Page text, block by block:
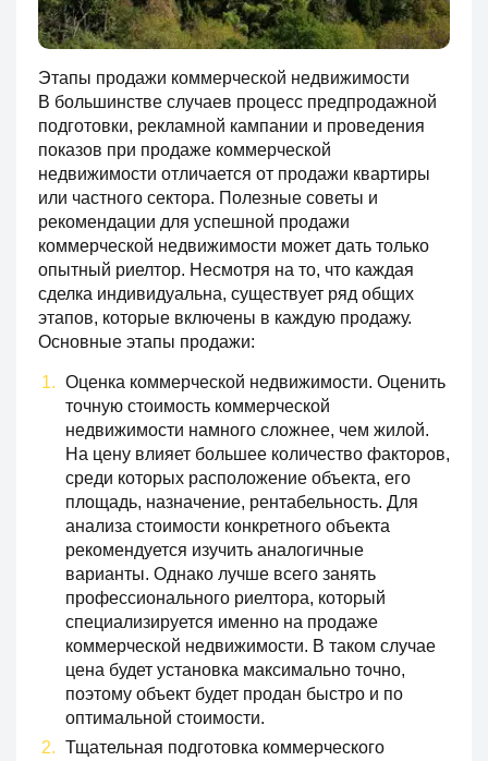
Этапы продажи коммерческой недвижимости
В большинстве случаев процесс предпродажной
подготовки, рекламной кампании и проведения
показов при продаже коммерческой
недвижимости отличается от продажи квартиры
или частного сектора. Полезные советы и
рекомендации для успешной продажи
коммерческой недвижимости может дать только
опытный риелтор. Несмотря на то, что каждая
сделка индивидуальна, существует ряд общих
этапов, которые включены в каждую продажу.
Основные этапы продажи:
Оценка коммерческой недвижимости. Оценить
точную стоимость коммерческой
недвижимости намного сложнее, чем жилой.
На цену влияет большее количество факторов,
среди которых расположение объекта, его
площадь, назначение, рентабельность. Для
анализа стоимости конкретного объекта
рекомендуется изучить аналогичные
варианты. Однако лучше всего занять
профессионального риелтора, который
специализируется именно на продаже
коммерческой недвижимости. В таком случае
цена будет установка максимально точно,
поэтому объект будет продан быстро и по
оптимальной стоимости.
Тщательная подготовка коммерческого